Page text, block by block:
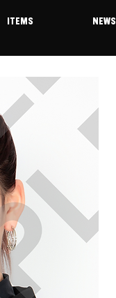
ITEMS NEWS